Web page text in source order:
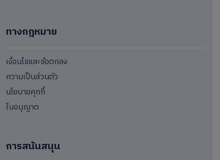
ทางกฎหมาย
เงื่อนไขและข้อตกลง
ความเป็นส่วนตัว
นโยบายคุกกี้
ใบอนุญาต
การสนันสนุน